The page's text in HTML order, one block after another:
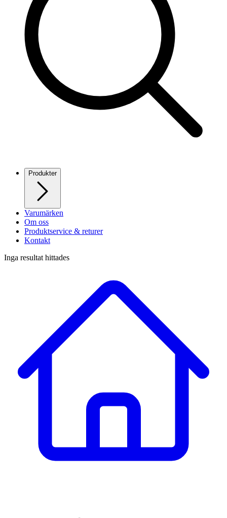
Produkter
Varumärken
Om oss
Produktservice & returer
Kontakt
Inga resultat hittades